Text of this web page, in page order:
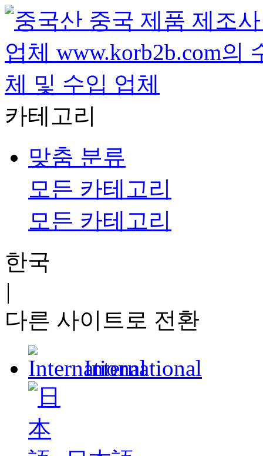
카테고리
맞춤 분류
모든 카테고리
모든 카테고리
한국
|
다른 사이트로 전환
International